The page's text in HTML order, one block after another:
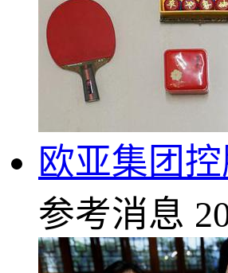
欧亚集团
参考消息